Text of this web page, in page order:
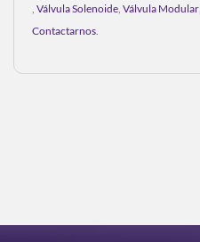
Válvula Solenoide Válvula Modular
Contactarnos